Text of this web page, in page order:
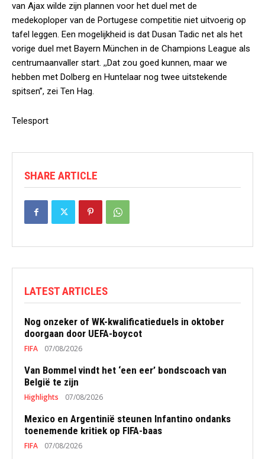
van Ajax wilde zijn plannen voor het duel met de
medekoploper van de Portugese competitie niet uitvoerig op
tafel leggen. Een mogelijkheid is dat Dusan Tadic net als het
vorige duel met Bayern München in de Champions League als
centrumaanvaller start. ,,Dat zou goed kunnen, maar we
hebben met Dolberg en Huntelaar nog twee uitstekende
spitsen”, zei Ten Hag.
Telesport
SHARE ARTICLE
LATEST ARTICLES
Nog onzeker of WK-kwalificatieduels in oktober
doorgaan door UEFA-boycot
FIFA 07/08/2026
Van Bommel vindt het ‘een eer’ bondscoach van
België te zijn
Highlights 07/08/2026
Mexico en Argentinië steunen Infantino ondanks
toenemende kritiek op FIFA-baas
FIFA 07/08/2026